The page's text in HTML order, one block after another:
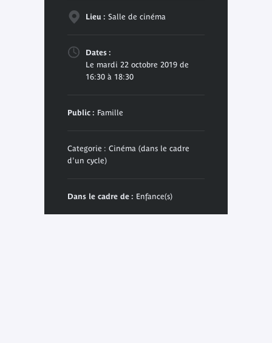
Lieu : Salle de cinéma
Dates :
Le mardi 22 octobre 2019 de
16:30 à 18:30
Public : Famille
Categorie : Cinéma (dans le cadre
d'un cycle)
Dans le cadre de : Enfance(s)